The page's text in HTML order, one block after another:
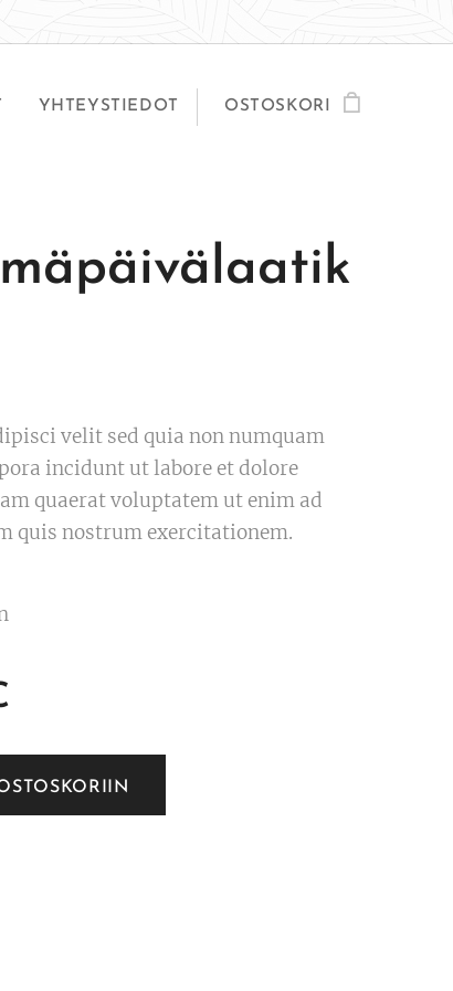
YHTEYSTIEDOT OSTOSKORI
velit sed quia non numquam
incidunt ut labore et dolore
quaerat voluptatem ut enim ad
quis nostrum exercitationem.